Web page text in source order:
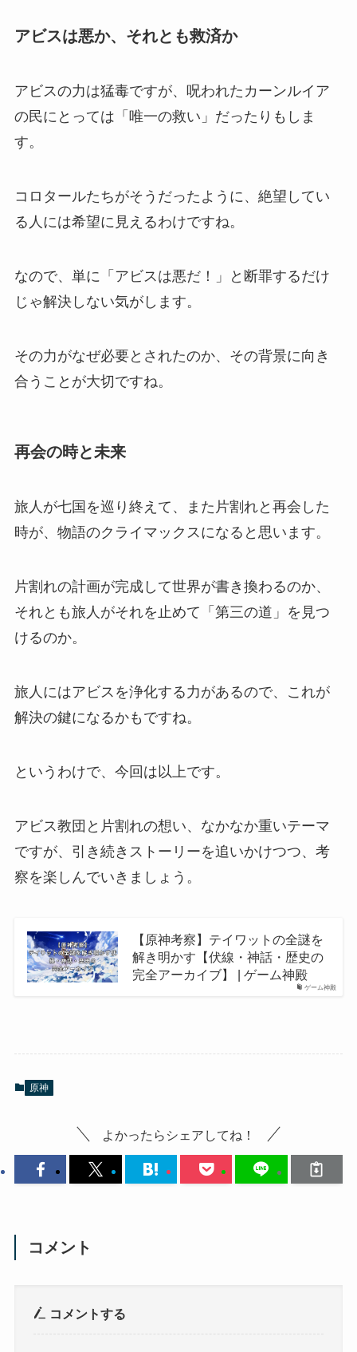
アビスは悪か、それとも救済か
アビスの力は猛毒ですが、呪われたカーンルイア
の民にとっては「唯一の救い」だったりもしま
す。
コロタールたちがそうだったように、絶望してい
る人には希望に見えるわけですね。
なので、単に「アビスは悪だ！」と断罪するだけ
じゃ解決しない気がします。
その力がなぜ必要とされたのか、その背景に向き
合うことが大切ですね。
再会の時と未来
旅人が七国を巡り終えて、また片割れと再会した
時が、物語のクライマックスになると思います。
片割れの計画が完成して世界が書き換わるのか、
それとも旅人がそれを止めて「第三の道」を見つ
けるのか。
旅人にはアビスを浄化する力があるので、これが
解決の鍵になるかもですね。
というわけで、今回は以上です。
アビス教団と片割れの想い、なかなか重いテーマ
ですが、引き続きストーリーを追いかけつつ、考
察を楽しんでいきましょう。
ゲーム神殿
【原神考察】テイワットの全謎を
解き明かす【伏線・神話・歴史の
完全アーカイブ】 | ゲーム神殿
原神
よかったらシェアしてね！
コメント
コメントする